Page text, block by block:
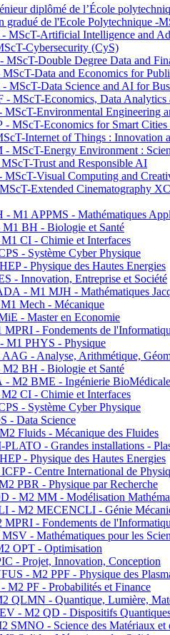
diplômé de l’École
gradué de l'Ecole Polytechnique -
MScT-Artificial Intelligence and
Cybersecurity (CyS)
Double Degree Data and
Data and Economics for
MScT-Data Science and AI for
MScT-Economics, Data Analytics
Environmental Engineering
- MScT-Economics for Smart
Internet of Things : Innovation
MScT-Energy Environment :
Trust and Responsible AI
Visual Computing and
Extended Cinematography
M1 APPMS - Mathématiques
BH - Biologie et Santé
CI - Chimie et Interfaces
- Système Cyber Physique
- Physique des Hautes Energies
- Innovation, Entreprise et Société
- M1 MJH - Mathématiques
Mech - Mécanique
- Master en Economie
- Fondements de
M1 PHYS - Physique
- Analyse, Arithmétique,
BH - Biologie et Santé
M2 BME - Ingénierie BioMédicale
CI - Chimie et Interfaces
- Système Cyber Physique
- Data Science
Fluids - Mécanique des Fluides
- Grandes installations -
- Physique des Hautes Energies
- Centre International de
PBR - Physique par Recherche
- M2 MM - Modélisation
- M2 MECENCLI - Génie
- Fondements de
- Mathématiques pour les
OPT - Optimisation
- Projet, Innovation, Conception
- M2 PPF - Physique des
M2 PF - Probabilités et Finance
QLMN - Quantique, Lumière,
- M2 QD - Dispositifs
SMNO - Science des Matériaux et